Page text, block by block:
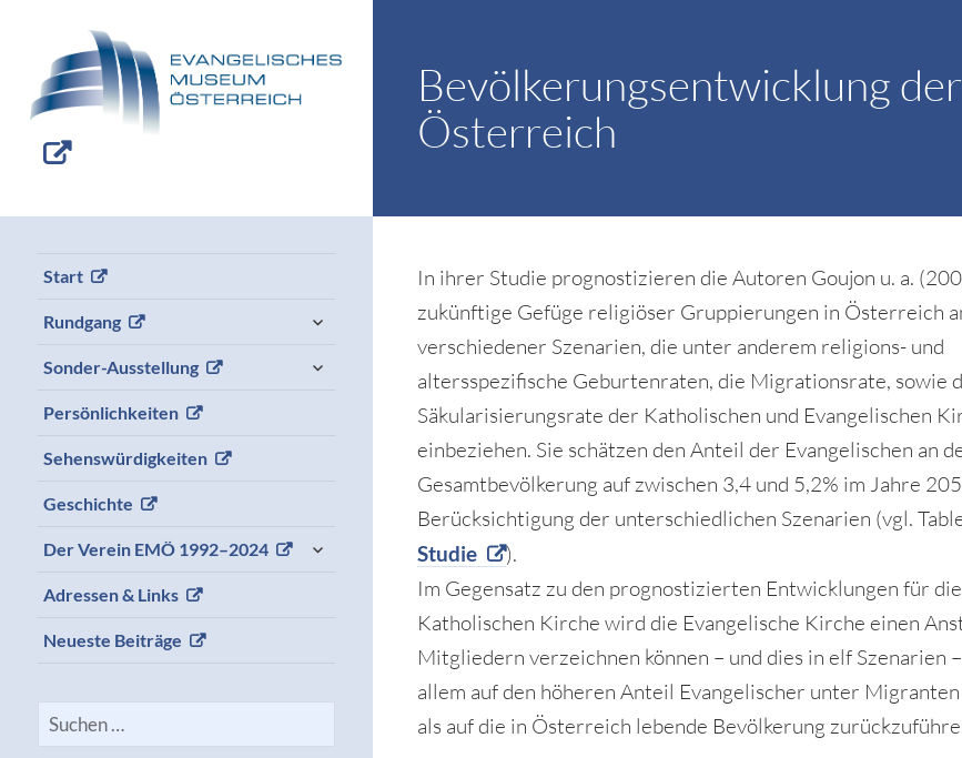
Bevölkerungsentwicklung
Österreich
Start
Rundgang
Sonder-Ausstellung
Persönlichkeiten
Sehenswürdigkeiten
Geschichte
Der Verein EMÖ 1992–2024
Adressen & Links
Neueste Beiträge
Suchen
In ihrer Studie prognostizieren die Autoren Goujon u. a.
zukünftige Gefüge religiöser Gruppierungen in Österreich
verschiedener Szenarien, die unter anderem religions- und
altersspezifische Geburtenraten, die Migrationsrate, sowie
Säkularisierungsrate der Katholischen und Evangelischen
einbeziehen. Sie schätzen den Anteil der Evangelischen an
Gesamtbevölkerung auf zwischen 3,4 und 5,2% im Jahre
Berücksichtigung der unterschiedlichen Szenarien (vgl.
Studie
).
Im Gegensatz zu den prognostizierten Entwicklungen für
Katholischen Kirche wird die Evangelische Kirche einen
Mitgliedern verzeichnen können – und dies in elf Szenarien
allem auf den höheren Anteil Evangelischer unter
als auf die in Österreich lebende Bevölkerung